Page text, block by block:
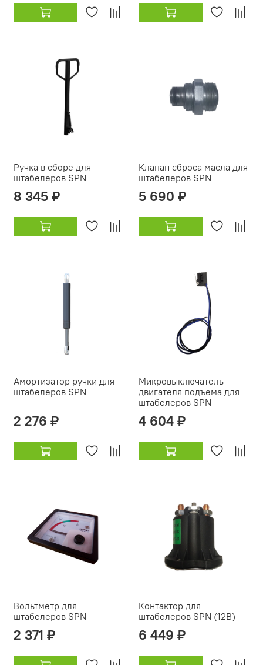
Ручка в сборе для
штабелеров SPN
8 345 ₽
Клапан сброса масла для
штабелеров SPN
5 690 ₽
Амортизатор ручки для
штабелеров SPN
2 276 ₽
Микровыключатель
двигателя подъема для
штабелеров SPN
4 604 ₽
Вольтметр для
штабелеров SPN
2 371 ₽
Контактор для
штабелеров SPN (12В)
6 449 ₽